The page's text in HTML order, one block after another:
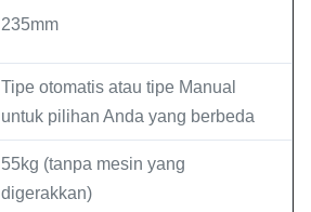
235mm
Tipe otomatis atau tipe Manual
untuk pilihan Anda yang berbeda
55kg (tanpa mesin yang
digerakkan)